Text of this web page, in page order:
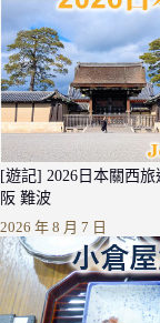
[遊記] 2026日本關西
阪 難波
2026 年 8 月 7 日